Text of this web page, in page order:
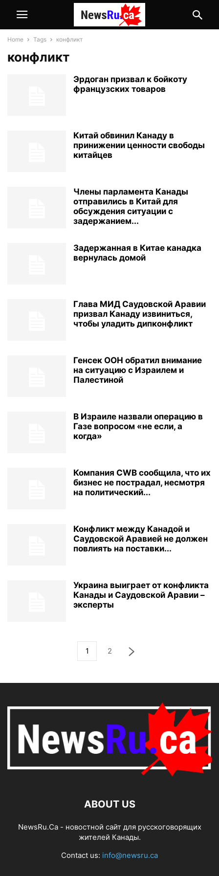
Home Tags конфликт
конфликт
Эрдоган призвал к бойкоту
французских товаров
Китай обвинил Канаду в
принижении ценности свободы
китайцев
Члены парламента Канады
отправились в Китай для
обсуждения ситуации с
задержанием...
Задержанная в Китае канадка
вернулась домой
Глава МИД Саудовской Аравии
призвал Канаду извиниться,
чтобы уладить дипконфликт
Генсек ООН обратил внимание
на ситуацию с Израилем и
Палестиной
В Израиле назвали операцию в
Газе вопросом «не если, а
когда»
Компания CWB сообщила, что их
бизнес не пострадал, несмотря
на политический...
Конфликт между Канадой и
Саудовской Аравией не должен
повлиять на поставки...
Украина выиграет от конфликта
Канады и Саудовской Аравии –
эксперты
1 2
ABOUT US
NewsRu.Ca - новостной сайт для русскоговорящих
жителей Канады.
Contact us: info@newsru.ca